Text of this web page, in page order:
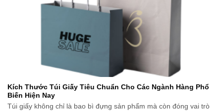
Kích Thước Túi Giấy Tiêu Chuẩn Cho Các Ngành Hàng Phổ
Biến Hiện Nay
Túi giấy không chỉ là bao bì đựng sản phẩm mà còn đóng vai trò